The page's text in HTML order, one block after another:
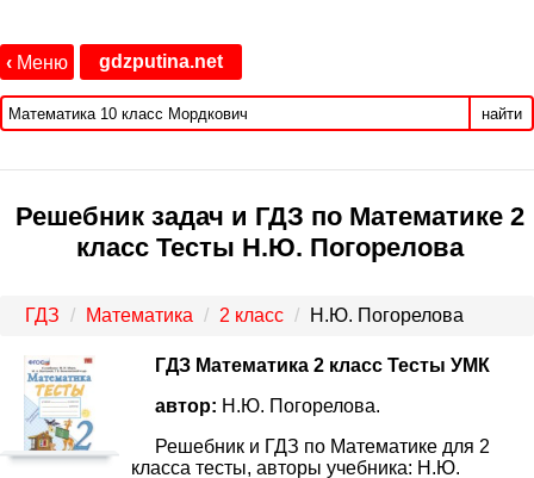
‹ Меню gdzputina.net
найти
Решебник задач и ГДЗ по Математике 2
класс Тесты Н.Ю. Погорелова
ГДЗ Математика 2 класс Н.Ю. Погорелова
ГДЗ Математика 2 класс Тесты УМК
автор: Н.Ю. Погорелова.
Решебник и ГДЗ по Математике для 2
класса тесты, авторы учебника: Н.Ю.